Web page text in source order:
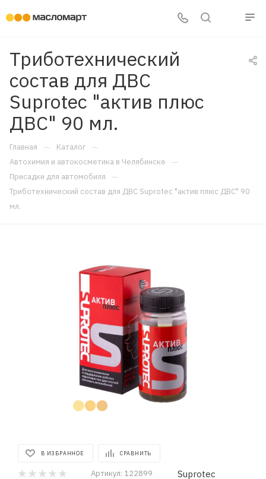
Триботехнический
состав для ДВС
Suprotec "актив плюс
ДВС" 90 мл.
Главная — Каталог —
Автохимия и автокосметика в Челябинске —
Присадки для автомобиля —
Триботехнический состав для ДВС Suprotec "актив плюс ДВС" 90
мл.
В ИЗБРАННОЕ СРАВНИТЬ
Артикул: 122899 Suprotec